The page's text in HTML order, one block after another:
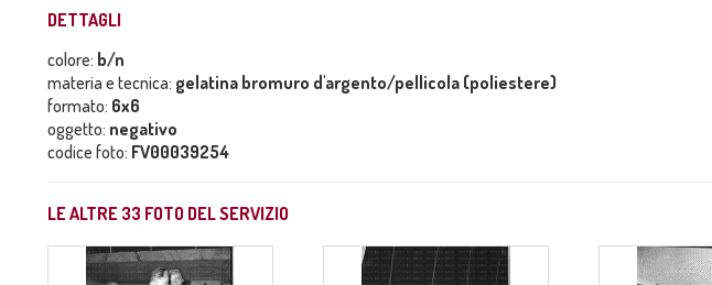
DETTAGLI
colore: b/n
materia e tecnica: gelatina bromuro d'argento/pellicola (poliestere)
formato: 6x6
oggetto: negativo
codice foto: FV00039254
LE ALTRE 33 FOTO DEL SERVIZIO